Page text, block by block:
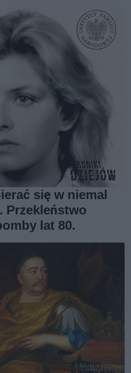
się w niemal
Przekleństwo
lat 80.